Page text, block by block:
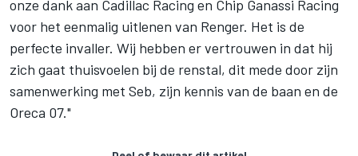
onze dank aan Cadillac Racing en Chip Ganassi Racing
voor het eenmalig uitlenen van Renger. Het is de
perfecte invaller. Wij hebben er vertrouwen in dat hij
zich gaat thuisvoelen bij de renstal, dit mede door zijn
samenwerking met Seb, zijn kennis van de baan en de
Oreca 07."